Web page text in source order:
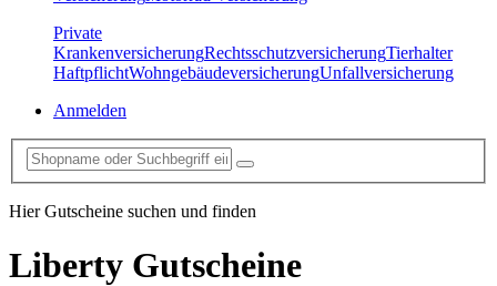
Private
KrankenversicherungRechtsschutzversicherungTierhalter
HaftpflichtWohngebäudeversicherungUnfallversicherung
Anmelden
Hier Gutscheine suchen und finden
Liberty Gutscheine